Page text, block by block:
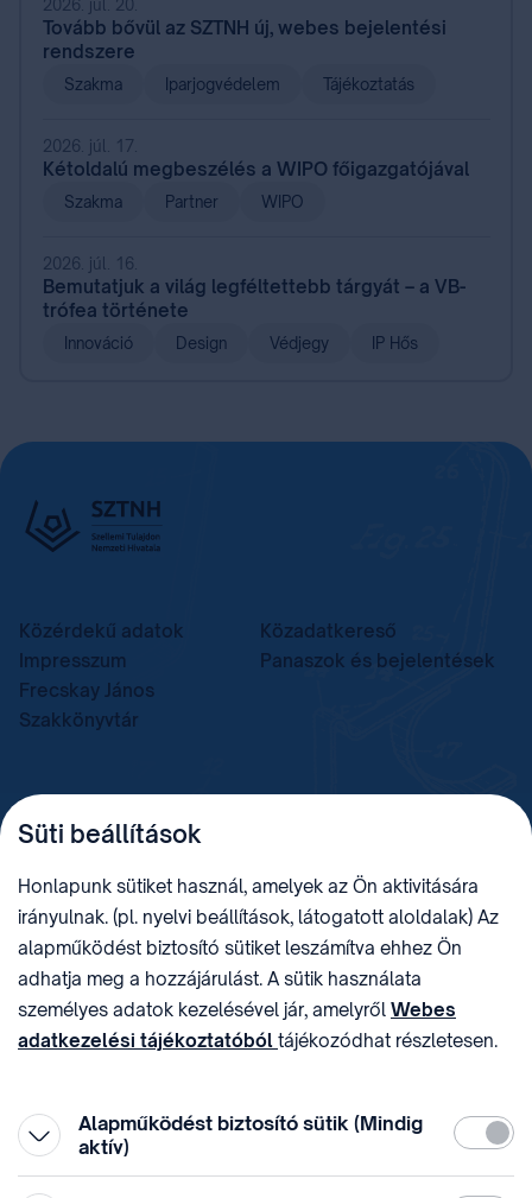
2026. júl. 20.
Tovább bővül az SZTNH új, webes bejelentési
rendszere
Szakma Iparjogvédelem Tájékoztatás
2026. júl. 17.
Kétoldalú megbeszélés a WIPO főigazgatójával
Szakma Partner WIPO
2026. júl. 16.
Bemutatjuk a világ legféltettebb tárgyát – a VB-
trófea története
Innováció Design Védjegy IP Hős
Közérdekű adatok
Közadatkereső
Impresszum
Panaszok és bejelentések
Frecskay János
Szakkönyvtár
TELEFON
+36 (1) 312 4400
sztnh@hipo.gov.hu 15311746-2-42
CÍM
1081 Budapest II. János
Pál pápa tér 7.
HIVATAL RÖVID NEVE
SZTNHOPS, KRID:
174434905
KÖZÖSSÉGI MÉDIA
Süti beállítások
Honlapunk sütiket használ, amelyek az Ön aktivitására
irányulnak. (pl. nyelvi beállítások, látogatott aloldalak) Az
alapműködést biztosító sütiket leszámítva ehhez Ön
adhatja meg a hozzájárulást. A sütik használata
személyes adatok kezelésével jár, amelyről Webes
adatkezelési tájékoztatóból tájékozódhat részletesen.
Alapműködést biztosító sütik (Mindig
aktív)